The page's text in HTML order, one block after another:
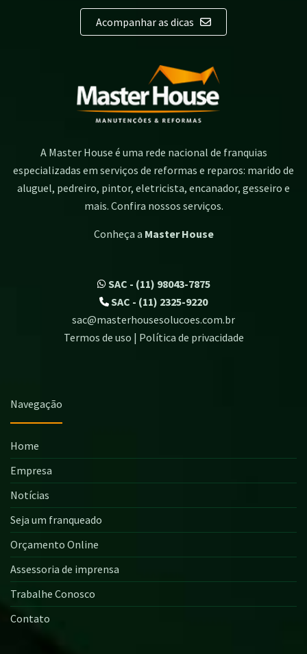
Acompanhar as dicas
A Master House é uma rede nacional de franquias
especializadas em serviços de reformas e reparos: marido de
aluguel, pedreiro, pintor, eletricista, encanador, gesseiro e
mais. Confira nossos serviços.
Conheça a Master House
SAC - (11) 98043-7875
SAC - (11) 2325-9220
sac@masterhousesolucoes.com.br
Termos de uso | Política de privacidade
Navegação
Home
Empresa
Notícias
Seja um franqueado
Orçamento Online
Assessoria de imprensa
Trabalhe Conosco
Contato